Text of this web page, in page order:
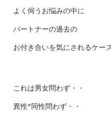
よく伺うお悩みの中に
パートナーの過去の
お付き合いを気にされるケー
これは男女問わず・・
異性*同性問わず・・